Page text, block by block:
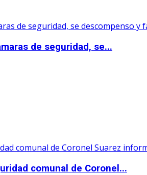
de seguridad, se...
comunal de Coronel...